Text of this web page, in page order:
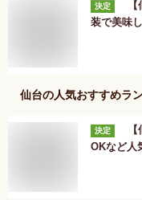
決定
装で美味
仙台の人気おすすめラ
決定
OKなど人